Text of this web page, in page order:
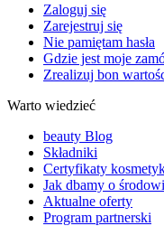
Zaloguj się
Zarejestruj się
Nie pamiętam hasła
Gdzie jest moje
Zrealizuj bon
Warto wiedzieć
beauty Blog
Składniki
Certyfikaty
Jak dbamy o
Aktualne oferty
Program partnerski